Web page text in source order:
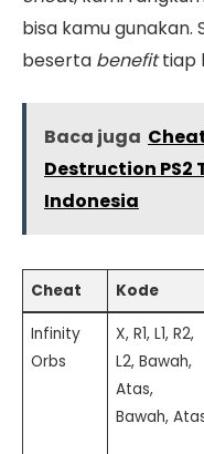
bisa kamu
beserta benefittiap
Baca juga
Destruction
Indonesia
Cheat Kode
Infinity
Orbs
X, R1, L1, R2,
L2, Bawah,
Atas,
Bawah,